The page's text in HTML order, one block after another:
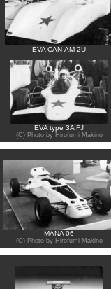
EVA CAN-AM 2U
EVA type 3A FJ
(C) Photo by Hirofumi Makino
MANA 06
(C) Photo by Hirofumi Makino